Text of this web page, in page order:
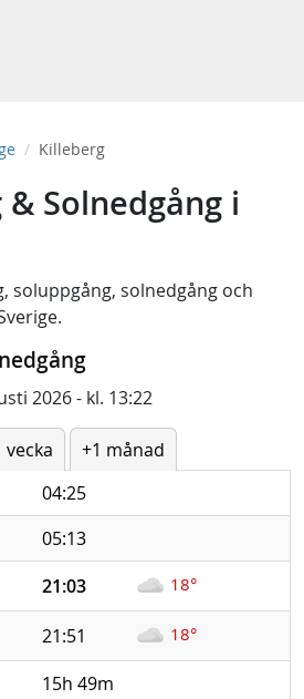
Killeberg
Solnedgång i
, soluppgång, solnedgång och
.
2026 - kl. 13:22
vecka
+1 månad
04:25
05:13
21:03 18°
21:51 18°
15h 49m